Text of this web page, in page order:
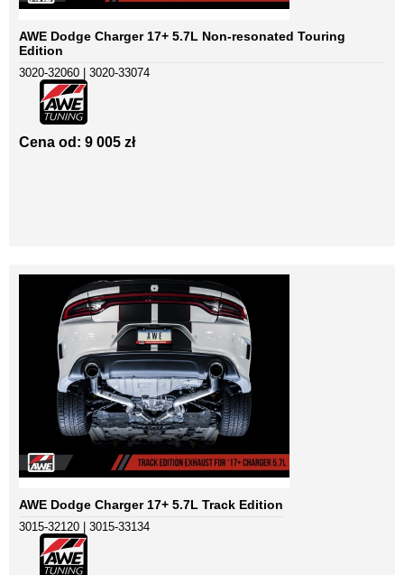
AWE Dodge Charger 17+ 5.7L Non-resonated Touring
Edition
3020-32060 | 3020-33074
Cena od: 9 005 zł
AWE Dodge Charger 17+ 5.7L Track Edition
3015-32120 | 3015-33134